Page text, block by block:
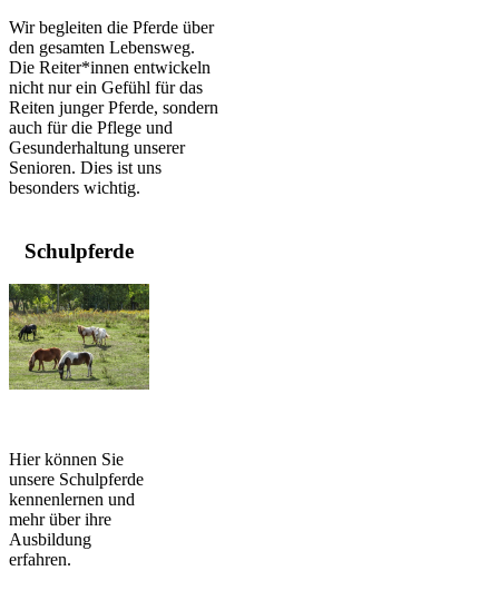
Wir begleiten die Pferde über
den gesamten Lebensweg.
Die Reiter*innen entwickeln
nicht nur ein Gefühl für das
Reiten junger Pferde, sondern
auch für die Pflege und
Gesunderhaltung unserer
Senioren. Dies ist uns
besonders wichtig.
Schulpferde
Hier können Sie
unsere Schulpferde
kennenlernen und
mehr über ihre
Ausbildung
erfahren.